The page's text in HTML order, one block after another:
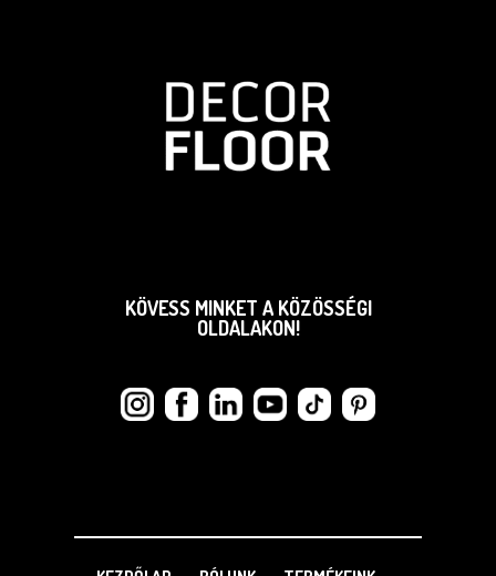
KÖVESS MINKET A KÖZÖSSÉGI
OLDALAKON!